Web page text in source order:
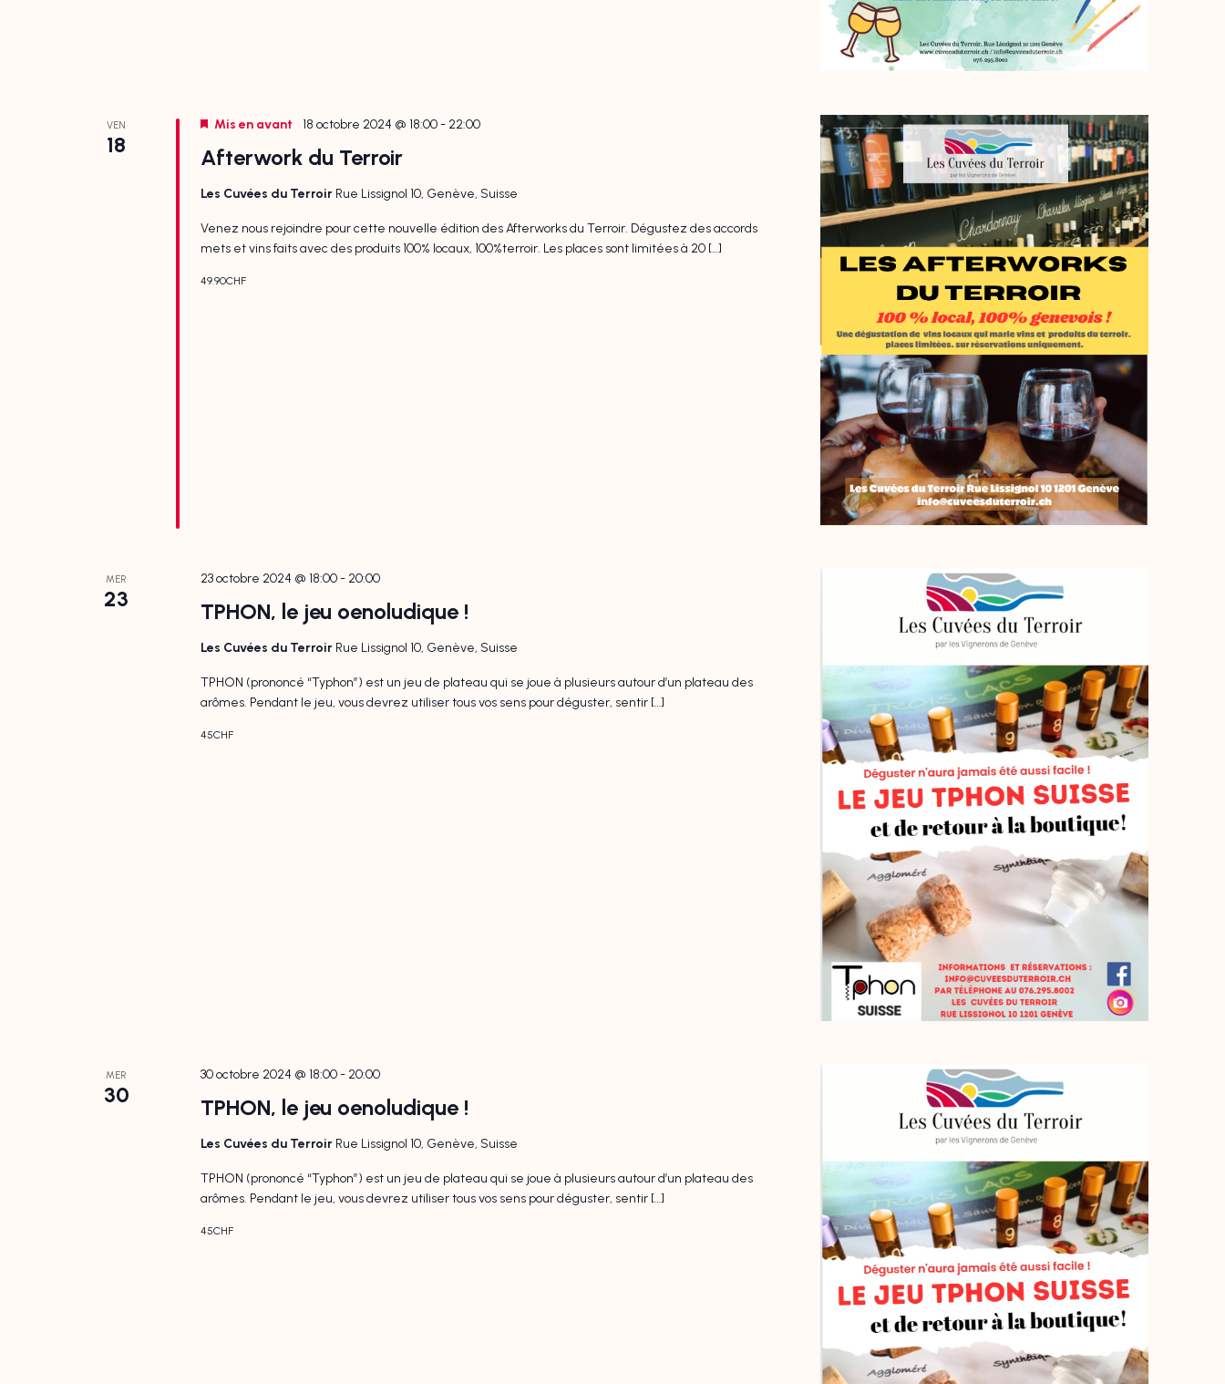
VEN
18 Afterwork du Terroir
Mis en avant 18 octobre 2024 @ 18:00- 22:00
Les Cuvées du Terroir Rue Lissignol 10, Genève, Suisse
Venez nous rejoindre pour cette nouvelle édition des Afterworks du Terroir. Dégustez des accords
mets et vins faits avec des produits 100% locaux, 100%terroir. Les places sont limitées à 20 […]
49.90CHF
MER
23 TPHON, le jeu oenoludique !
23 octobre 2024 @ 18:00- 20:00
Les Cuvées du Terroir Rue Lissignol 10, Genève, Suisse
TPHON (prononcé “Typhon”) est un jeu de plateau qui se joue à plusieurs autour d’un plateau des
arômes. Pendant le jeu, vous devrez utiliser tous vos sens pour déguster, sentir […]
45CHF
MER
30 TPHON, le jeu oenoludique !
30 octobre 2024 @ 18:00- 20:00
Les Cuvées du Terroir Rue Lissignol 10, Genève, Suisse
TPHON (prononcé “Typhon”) est un jeu de plateau qui se joue à plusieurs autour d’un plateau des
arômes. Pendant le jeu, vous devrez utiliser tous vos sens pour déguster, sentir […]
45CHF